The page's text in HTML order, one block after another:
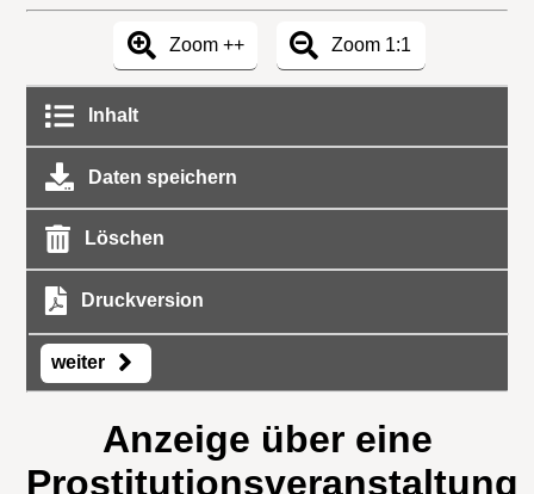
Zoom ++ Zoom 1:1
Inhalt
Daten speichern
Löschen
Druckversion
weiter
Anzeige über eine
Prostitutionsveranstaltung